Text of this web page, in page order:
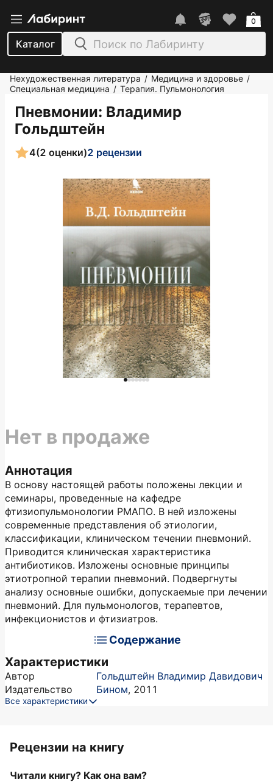
Каталог
0
Нехудожественная литература / Медицина и здоровье /
Специальная медицина / Терапия. Пульмонология
Пневмонии: Владимир
Гольдштейн
4(2 оценки)2 рецензии
Аннотация
В основу настоящей работы положены лекции и
семинары, проведенные на кафедре
фтизиопульмонологии РМАПО. В ней изложены
современные представления об этиологии,
классификации, клиническом течении пневмоний.
Приводится клиническая характеристика
антибиотиков. Изложены основные принципы
этиотропной терапии пневмоний. Подвергнуты
анализу основные ошибки, допускаемые при лечении
пневмоний. Для пульмонологов, терапевтов,
инфекционистов и фтизиатров.
Содержание
Характеристики
Автор
Гольдштейн Владимир Давидович
Издательство
Бином, 2011
Все характеристики
Нет в продаже
Рецензии на книгу
Читали книгу? Как она вам?